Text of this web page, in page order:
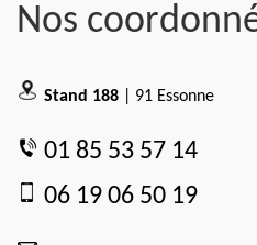
Nos
Stand 188 | 91 Essonne
01 85 53 57 14
06 19 06 50 19